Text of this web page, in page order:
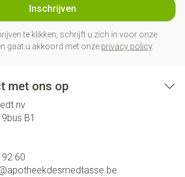
Inschrijven
te klikken, schrijft u zich in voor onze
gaat u akkoord met onze privacy policy.
met ons op
nv
B1
60
apotheekdesmedtasse.be